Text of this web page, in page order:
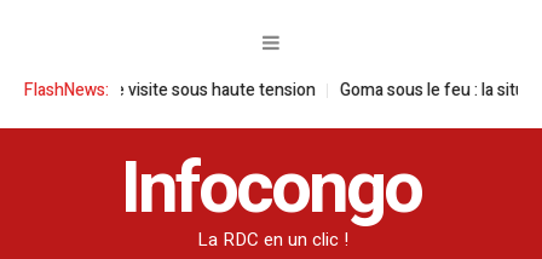
FlashNews:
une visite sous haute tension Goma sous le feu : la situation
Infocongo
La RDC en un clic !